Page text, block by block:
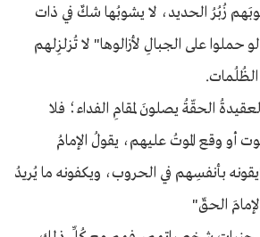
زُبُرُ الحديد، لا يشوبُها شكٌ في ذات
على الجبالِ لأزالوها" لا تُزلزِلهم
الحقّةُ يصلونَ لمقامِ الفداء؛ فلا
أو وقع الموتُ عليهم، يقولُ الإمامُ
بأنفسِهم في الحروب، ويكفونه ما يُريدُ
الحقّ"